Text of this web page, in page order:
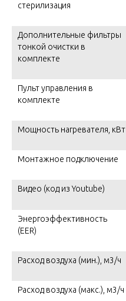
стерилизация
Дополнительные фильтры
тонкой очистки в
комплекте
Пульт управления в
комплекте
Мощность нагревателя, кВт
Монтажное подключение
Видео (код из Youtube)
Энергоэффективность
(EER)
Расход воздуха (мин.), м3/ч
Расход воздуха (макс.), м3/ч